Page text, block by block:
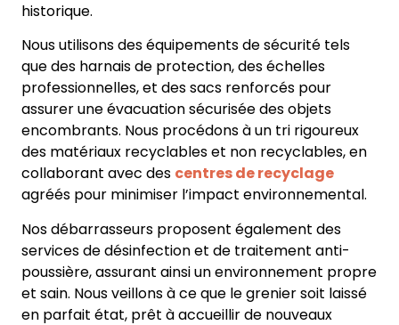
historique.
Nous utilisons des équipements de sécurité tels
que des harnais de protection, des échelles
professionnelles, et des sacs renforcés pour
assurer une évacuation sécurisée des objets
encombrants. Nous procédons à un tri rigoureux
des matériaux recyclables et non recyclables, en
collaborant avec des centres de recyclage
agréés pour minimiser l’impact environnemental.
Nos débarrasseurs proposent également des
services de désinfection et de traitement anti-
poussière, assurant ainsi un environnement propre
et sain. Nous veillons à ce que le grenier soit laissé
en parfait état, prêt à accueillir de nouveaux